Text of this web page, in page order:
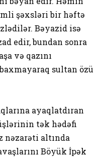
şəxsləri bir həftə
Bəyazid isə
edir, bundan sonra
və qazını
sultan özü
ayaqlatdıran
tək hədəfi
nəzarəti altında
Böyük İpək